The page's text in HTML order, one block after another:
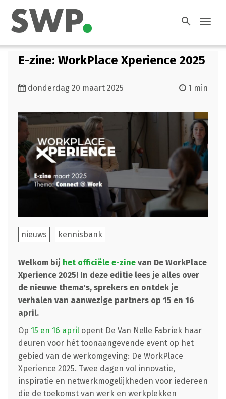
search
E-zine: WorkPlace Xperience 2025
donderdag 20 maart 2025 1 min
nieuws kennisbank
Welkom bij het officiële e-zine van De WorkPlace
Xperience 2025! In deze editie lees je alles over
de nieuwe thema's, sprekers en ontdek je
verhalen van aanwezige partners op 15 en 16
april.
Op 15 en 16 april opent De Van Nelle Fabriek haar
deuren voor hét toonaangevende event op het
gebied van de werkomgeving: De WorkPlace
Xperience 2025. Twee dagen vol innovatie,
inspiratie en netwerkmogelijkheden voor iedereen
die de toekomst van werk en werkplekken